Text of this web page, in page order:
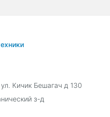
Кичик Бешагач д 130
з-д